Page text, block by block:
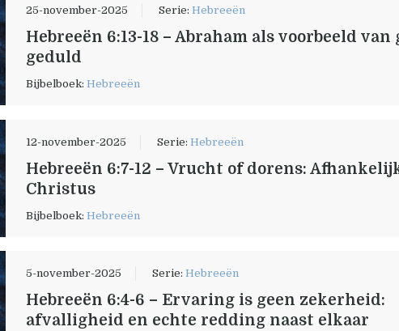
25-november-2025 Serie:Hebreeën
Hebreeën 6:13-18 – Abraham als voorbeeld van
geduld
Bijbelboek:Hebreeën
12-november-2025 Serie:Hebreeën
Hebreeën 6:7-12 – Vrucht of dorens:
Christus
Bijbelboek:Hebreeën
5-november-2025 Serie:Hebreeën
Hebreeën 6:4-6 – Ervaring is geen zekerheid:
afvalligheid en echte redding naast elkaar